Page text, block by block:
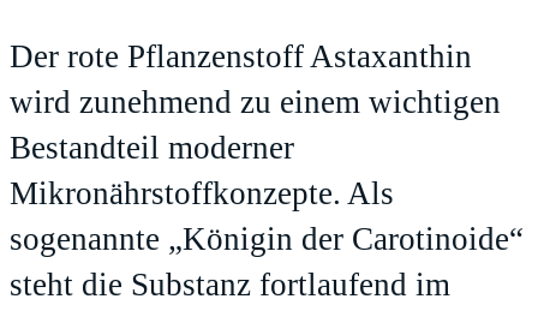
Der rote Pflanzenstoff Astaxanthin
wird zunehmend zu einem wichtigen
Bestandteil moderner
Mikronährstoffkonzepte. Als
sogenannte „Königin der Carotinoide“
steht die Substanz fortlaufend im